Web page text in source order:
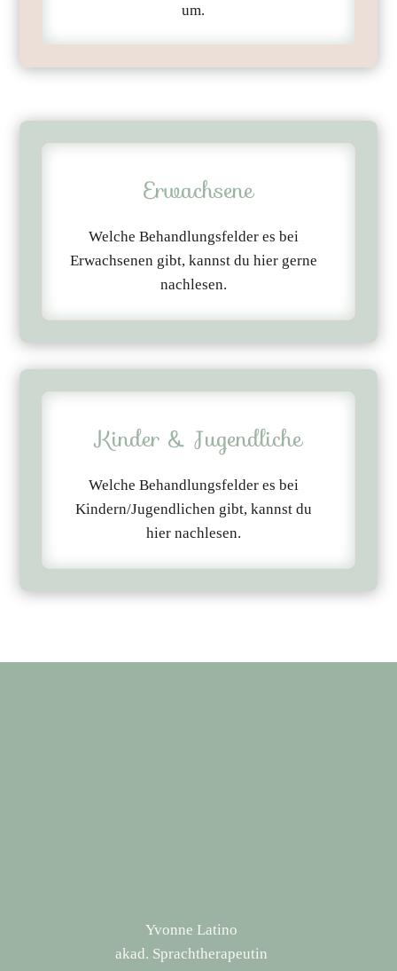
um.
Erwachsene
Welche Behandlungsfelder es bei
Erwachsenen gibt, kannst du hier gerne
nachlesen.
Kinder & Jugendliche
Welche Behandlungsfelder es bei
Kindern/Jugendlichen gibt, kannst du
hier nachlesen.
Yvonne Latino
akad. Sprachtherapeutin